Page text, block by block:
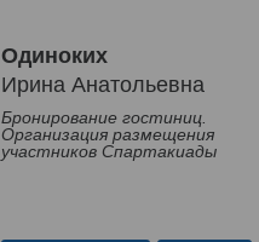
Одиноких
Ирина Анатольевна
Бронирование гостиниц.
Организация размещения
участников Спартакиады